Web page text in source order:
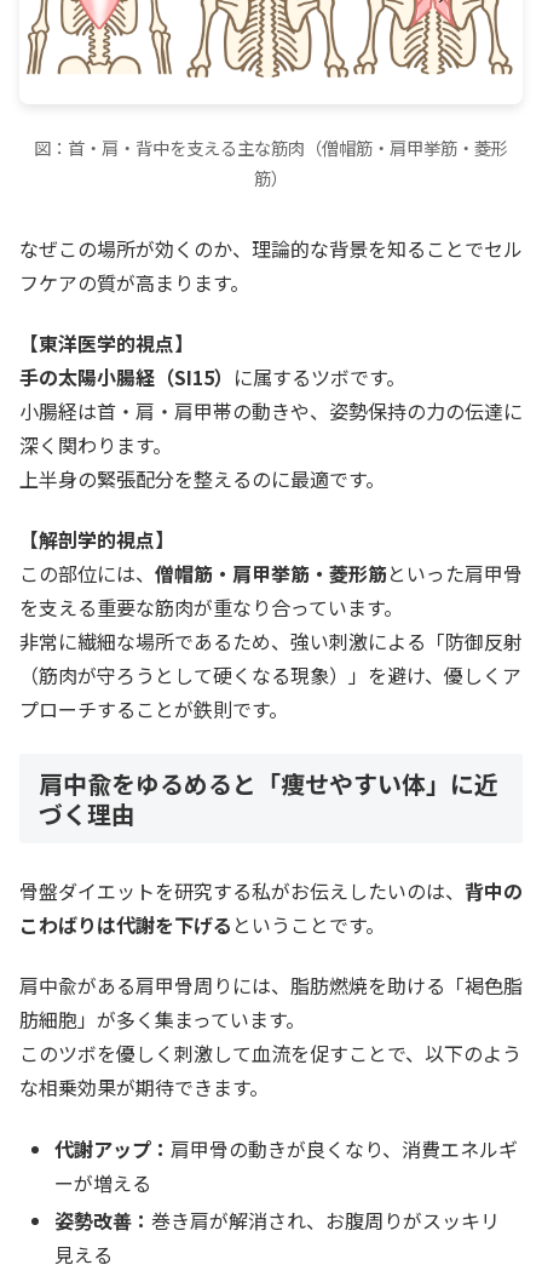
図：首・肩・背中を支える主な筋肉（僧帽筋・肩甲挙筋・菱形
筋）
なぜこの場所が効くのか、理論的な背景を知ることでセル
フケアの質が高まります。
【東洋医学的視点】
手の太陽小腸経（SI15） に属するツボです。
小腸経は首・肩・肩甲帯の動きや、姿勢保持の力の伝達に
深く関わります。
上半身の緊張配分を整えるのに最適です。
【解剖学的視点】
この部位には、 僧帽筋・肩甲挙筋・菱形筋といった肩甲骨
を支える重要な筋肉が重なり合っています。
非常に繊細な場所であるため、強い刺激による「防御反射
（筋肉が守ろうとして硬くなる現象）」を避け、優しくア
プローチすることが鉄則です。
肩中兪をゆるめると「痩せやすい体」に近
づく理由
骨盤ダイエットを研究する私がお伝えしたいのは、 背中の
こわばりは代謝を下げる ということです。
肩中兪がある肩甲骨周りには、脂肪燃焼を助ける「褐色脂
肪細胞」が多く集まっています。
このツボを優しく刺激して血流を促すことで、以下のよう
な相乗効果が期待できます。
代謝アップ：肩甲骨の動きが良くなり、消費エネルギ
ーが増える
姿勢改善：巻き肩が解消され、お腹周りがスッキリ
見える